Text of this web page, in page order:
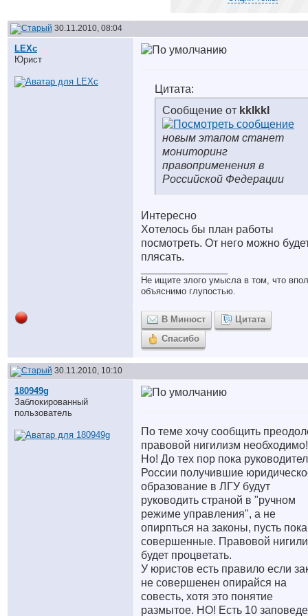
30.11.2010, 08:04
LEXc
Юрист
Цитата:
Сообщение от kklkkl
новым этапом станет
мониторинг
правоприменения в
Российской Федерации
Интересно
Хотелось бы план работы
посмотреть. От него можно
плясать.
Не ищите злого умысла в том, что
объяснимо глупостью.
В Минюст
Цитата
Спасибо
30.11.2010, 10:10
180949g
Заблокированный
пользователь
По теме хочу сообщить
правовой нигилизм необходимо!
Но! До тех пор пока
России получившие
образование в ЛГУ будут
руководить страной в "ручном
режиме управления", а не
опирпться на законы, пусть
совершенные. Правовой
будет процветать.
У юристов есть правило если
не совершенен опирайся на
совесть, хотя это понятие
размытое. НО! Есть 10